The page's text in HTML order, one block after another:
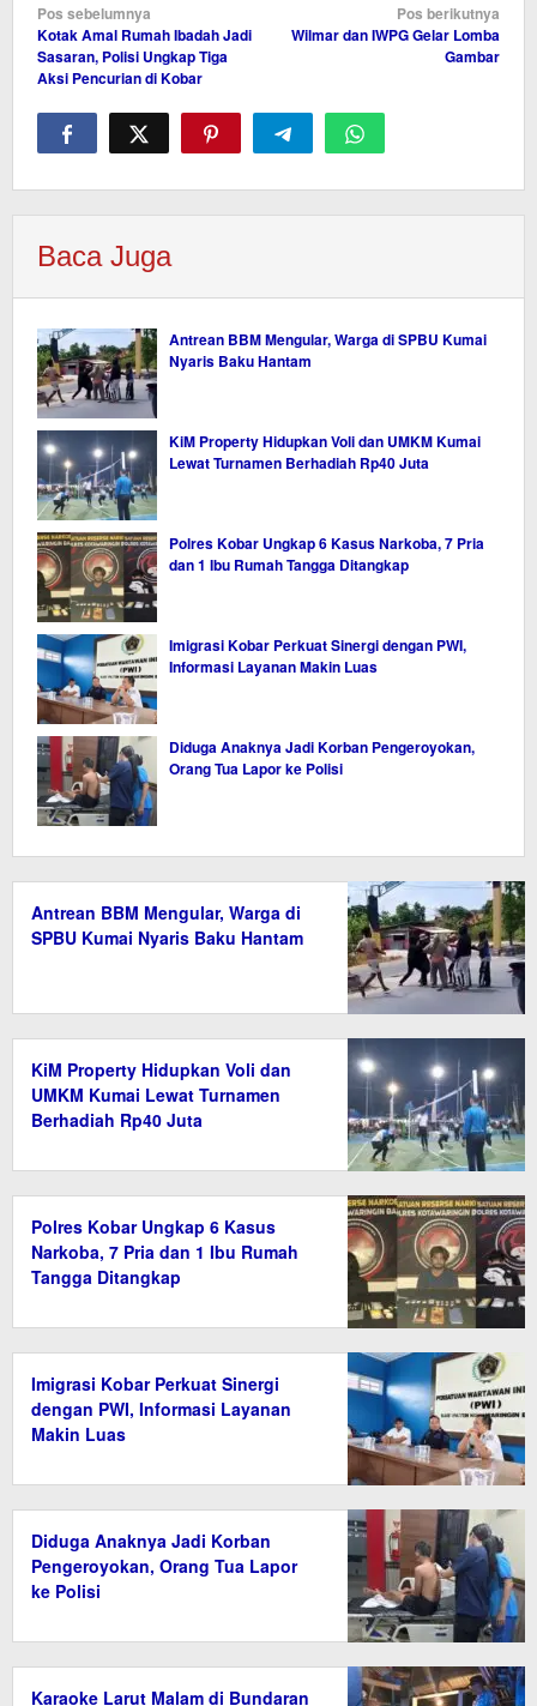
Navigasi
pos
Pos sebelumnya
Kotak Amal Rumah Ibadah Jadi
Sasaran, Polisi Ungkap Tiga
Aksi Pencurian di Kobar
Pos berikutnya
Wilmar dan IWPG Gelar Lomba
Gambar
Baca Juga
Antrean BBM Mengular, Warga di SPBU Kumai
Nyaris Baku Hantam
KiM Property Hidupkan Voli dan UMKM Kumai
Lewat Turnamen Berhadiah Rp40 Juta
Polres Kobar Ungkap 6 Kasus Narkoba, 7 Pria
dan 1 Ibu Rumah Tangga Ditangkap
Imigrasi Kobar Perkuat Sinergi dengan PWI,
Informasi Layanan Makin Luas
Diduga Anaknya Jadi Korban Pengeroyokan,
Orang Tua Lapor ke Polisi
Antrean BBM Mengular, Warga di
SPBU Kumai Nyaris Baku Hantam
KiM Property Hidupkan Voli dan
UMKM Kumai Lewat Turnamen
Berhadiah Rp40 Juta
Polres Kobar Ungkap 6 Kasus
Narkoba, 7 Pria dan 1 Ibu Rumah
Tangga Ditangkap
Imigrasi Kobar Perkuat Sinergi
dengan PWI, Informasi Layanan
Makin Luas
Diduga Anaknya Jadi Korban
Pengeroyokan, Orang Tua Lapor
ke Polisi
Karaoke Larut Malam di Bundaran